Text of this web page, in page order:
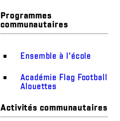
Programmes
communautaires
Ensemble à l’école
Académie Flag Football
Alouettes
Activités communautaires